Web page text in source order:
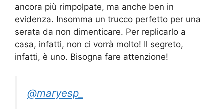
ancora più rimpolpate, ma anche ben in
evidenza. Insomma un trucco perfetto per una
serata da non dimenticare. Per replicarlo a
casa, infatti, non ci vorrà molto! Il segreto,
infatti, è uno. Bisogna fare attenzione!
@maryesp_